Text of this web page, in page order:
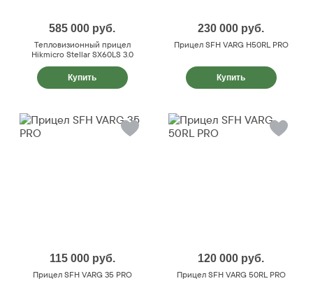
585 000 руб.
Тепловизионный прицел
Hikmicro Stellar SX60LS 3.0
Купить
230 000 руб.
Прицел SFH VARG H50RL PRO
Купить
115 000 руб.
Прицел SFH VARG 35 PRO
120 000 руб.
Прицел SFH VARG 50RL PRO